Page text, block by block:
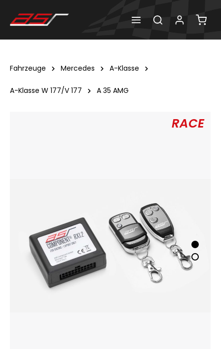
Fahrzeuge Mercedes A-Klasse
A-Klasse W 177/V 177 A 35 AMG